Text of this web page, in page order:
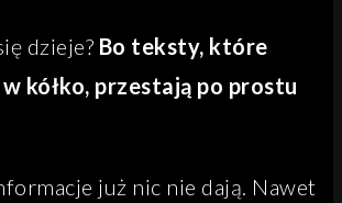
dzieje? Bo teksty, które
kółko, przestają po prostu
już nic nie dają. Nawet